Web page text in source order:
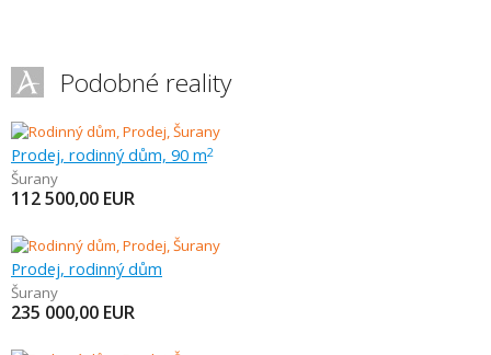
Podobné reality
Prodej, rodinný dům, 90 m2
Šurany
112 500,00 EUR
Prodej, rodinný dům
Šurany
235 000,00 EUR